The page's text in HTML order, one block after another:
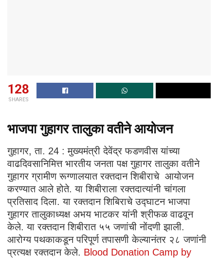
128
SHARES
भाजपा गुहागर तालुका वतीने आयोजन
गुहागर, ता. 24 : मुख्यमंत्री देवेंद्र फडणवीस यांच्या
वाढदिवसानिमित्त भारतीय जनता पक्ष गुहागर तालुका वतीने
गुहागर ग्रामीण रूग्णालयात रक्तदान शिबीराचे आयोजन
करण्यात आले होते. या शिबीराला रक्तदात्यांनी चांगला
प्रतिसाद दिला. या रक्तदान शिबिराचे उद्घाटन भाजपा
गुहागर तालुकाध्यक्ष अभय भाटकर यांनी श्रीफळ वाढवून
केले. या रक्तदान शिबीरात ५५ जणांची नोंदणी झाली.
आरोग्य पथकाकडून परिपूर्ण तपासणी केल्यानंतर २८ जणांनी
प्रत्यक्ष रक्तदान केले. Blood Donation Camp by